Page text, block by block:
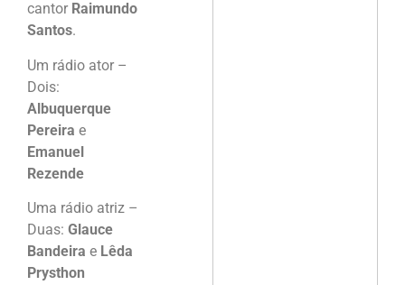
cantor Raimundo
Santos.
Um rádio ator –
Dois:
Albuquerque
Pereira e
Emanuel
Rezende
Uma rádio atriz –
Duas: Glauce
Bandeira e Lêda
Prysthon